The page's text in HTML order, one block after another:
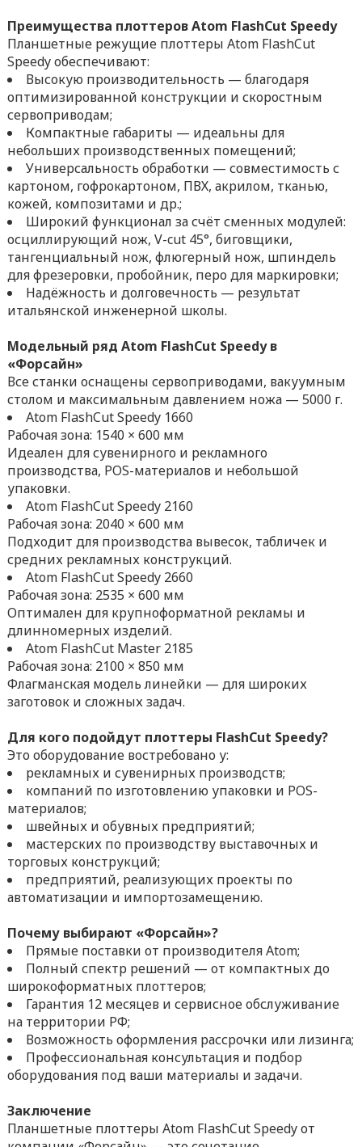
Преимущества плоттеров Atom FlashCut Speedy
Планшетные режущие плоттеры Atom FlashCut
Speedy обеспечивают:
Высокую производительность — благодаря
оптимизированной конструкции и скоростным
сервоприводам;
Компактные габариты — идеальны для
небольших производственных помещений;
Универсальность обработки — совместимость с
картоном, гофрокартоном, ПВХ, акрилом, тканью,
кожей, композитами и др.;
Широкий функционал за счёт сменных модулей:
осциллирующий нож, V-cut 45°, биговщики,
тангенциальный нож, флюгерный нож, шпиндель
для фрезеровки, пробойник, перо для маркировки;
Надёжность и долговечность — результат
итальянской инженерной школы.
Модельный ряд Atom FlashCut Speedy в
«Форсайн»
Все станки оснащены сервоприводами, вакуумным
столом и максимальным давлением ножа — 5000 г.
Atom FlashCut Speedy 1660
Рабочая зона: 1540 × 600 мм
Идеален для сувенирного и рекламного
производства, POS-материалов и небольшой
упаковки.
Atom FlashCut Speedy 2160
Рабочая зона: 2040 × 600 мм
Подходит для производства вывесок, табличек и
средних рекламных конструкций.
Atom FlashCut Speedy 2660
Рабочая зона: 2535 × 600 мм
Оптимален для крупноформатной рекламы и
длинномерных изделий.
Atom FlashCut Master 2185
Рабочая зона: 2100 × 850 мм
Флагманская модель линейки — для широких
заготовок и сложных задач.
Для кого подойдут плоттеры FlashCut Speedy?
Это оборудование востребовано у:
рекламных и сувенирных производств;
компаний по изготовлению упаковки и POS-
материалов;
швейных и обувных предприятий;
мастерских по производству выставочных и
торговых конструкций;
предприятий, реализующих проекты по
автоматизации и импортозамещению.
Почему выбирают «Форсайн»?
Прямые поставки от производителя Atom;
Полный спектр решений — от компактных до
широкоформатных плоттеров;
Гарантия 12 месяцев и сервисное обслуживание
на территории РФ;
Возможность оформления рассрочки или лизинга;
Профессиональная консультация и подбор
оборудования под ваши материалы и задачи.
Заключение
Планшетные плоттеры Atom FlashCut Speedy от